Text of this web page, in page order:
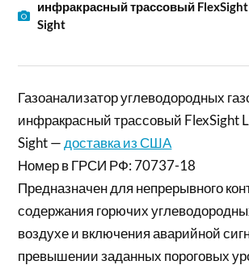
инфракрасный трассовый
Sight
Газоанализатор углеводородных
инфракрасный трассовый FlexSight
Sight — доставка из США
Номер в ГРСИ РФ: 70737-18
Предназначен для непрерывного
содержания горючих
воздухе и включения аварийной
превышении заданных пороговых